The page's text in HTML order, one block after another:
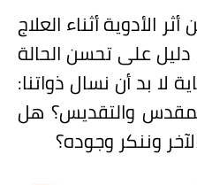
الأدوية أثناء العلاج
على تحسن الحالة
لا بد أن نسال ذواتنا:
والتقديس؟ هل
وننكر وجوده؟